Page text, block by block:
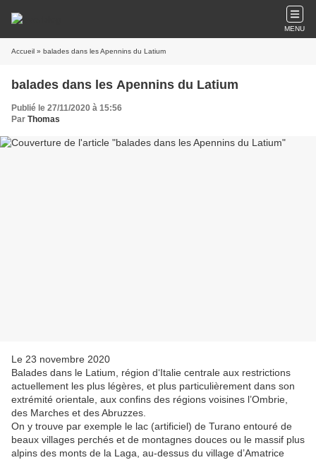
MENU
Accueil » balades dans les Apennins du Latium
balades dans les Apennins du Latium
Publié le 27/11/2020 à 15:56
Par Thomas
Le 23 novembre 2020
Balades dans le Latium, région d‘Italie centrale aux restrictions
actuellement les plus légères, et plus particulièrement dans son
extrémité orientale, aux confins des régions voisines l’Ombrie,
des Marches et des Abruzzes.
On y trouve par exemple le lac (artificiel) de Turano entouré de
beaux villages perchés et de montagnes douces ou le massif plus
alpins des monts de la Laga, au-dessus du village d’Amatrice